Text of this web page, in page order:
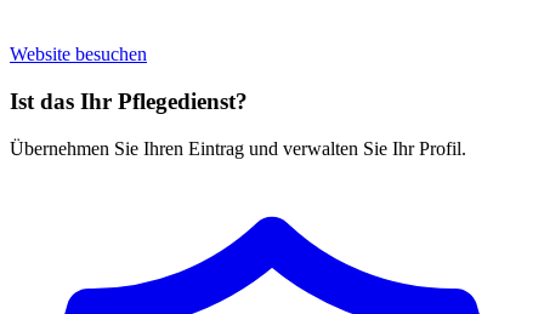
Website besuchen
Ist das Ihr Pflegedienst?
Übernehmen Sie Ihren Eintrag und verwalten Sie Ihr Profil.